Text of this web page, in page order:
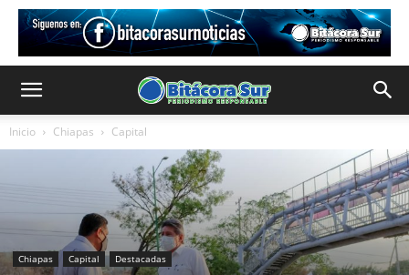
Inicio Chiapas Capital
Chiapas Capital Destacadas